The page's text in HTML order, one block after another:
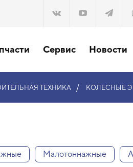
Сервис Новости
ТЕХНИКА / КОЛЕСНЫЕ
Малотоннажные